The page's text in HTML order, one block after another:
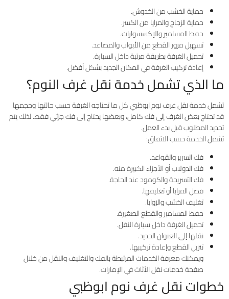
حماية الخشب من الخدوش.
حماية الزجاج والمرايا من الكسر.
حفظ المسامير والإكسسوارات.
تسهيل مرور القطع من الأبواب والمصاعد.
تحميل الغرفة بطريقة مرتبة داخل السيارة.
إعادة تركيب الغرفة في المكان الجديد بشكل أفضل.
ما الذي تشمل خدمة نقل غرف النوم؟
تشمل خدمة نقل غرف نوم ابوظبي كل ما تحتاجه الغرفة حسب حالتها وحجمها.
قد تحتاج بعض الغرف إلى فك كامل، وبعضها يحتاج إلى فك جزئي فقط. لذلك يتم
تحديد المطلوب قبل بدء العمل.
تشمل الخدمة حسب الاتفاق:
فك السرير والقواعد.
فك الدولاب أو الأجزاء الكبيرة منه.
فك التسريحة والكومود عند الحاجة.
فصل المرايا أو تغليفها.
تغليف الخشب والزوايا.
حفظ المسامير والقطع الصغيرة.
تحميل الغرفة داخل سيارة النقل.
نقلها إلى العنوان الجديد.
تنزيل القطع وإعادة تركيبها.
ويمكنك معرفة الخدمات المرتبطة بالفك والتغليف والنقل من خلال
صفحة خدمات نقل الأثاث في الإمارات.
خطوات نقل غرف نوم ابوظبي